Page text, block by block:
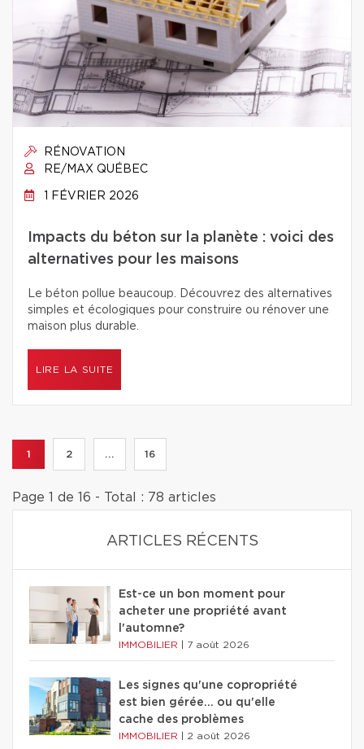
RÉNOVATION
RE/MAX QUÉBEC
1 FÉVRIER 2026
Impacts du béton sur la planète : voici des
alternatives pour les maisons
Le béton pollue beaucoup. Découvrez des alternatives
simples et écologiques pour construire ou rénover une
maison plus durable.
LIRE LA SUITE
1 2 ... 16
Page 1 de 16 - Total : 78 articles
ARTICLES RÉCENTS
Est-ce un bon moment pour
acheter une propriété avant
l'automne?
IMMOBILIER 7 août 2026
Les signes qu'une copropriété
est bien gérée… ou qu'elle
cache des problèmes
IMMOBILIER 2 août 2026